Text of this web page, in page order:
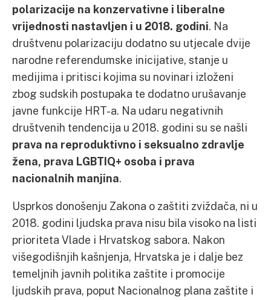
polarizacije na konzervativne i liberalne
vrijednosti nastavljen i u 2018. godini. Na
društvenu polarizaciju dodatno su utjecale dvije
narodne referendumske inicijative, stanje u
medijima i pritisci kojima su novinari izloženi
zbog sudskih postupaka te dodatno urušavanje
javne funkcije HRT-a. Na udaru negativnih
društvenih tendencija u 2018. godini su se našli
prava na reproduktivno i seksualno zdravlje
žena, prava LGBTIQ+ osoba i prava
nacionalnih manjina.
Usprkos donošenju Zakona o zaštiti zviždača, ni u
2018. godini ljudska prava nisu bila visoko na listi
prioriteta Vlade i Hrvatskog sabora. Nakon
višegodišnjih kašnjenja, Hrvatska je i dalje bez
temeljnih javnih politika zaštite i promocije
ljudskih prava, poput Nacionalnog plana zaštite i